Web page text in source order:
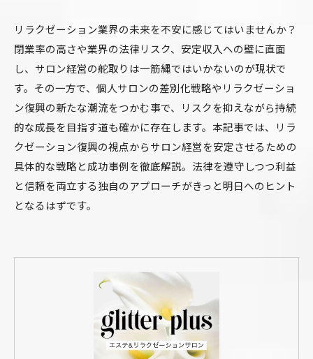
リラクゼーション業界の未来を不安に感じてはいませんか？
閉業率の高さや業界の法律リスク、安定収入への壁に直面
し、サロン経営の舵取りは一筋縄ではいかないのが現状で
す。その一方で、個人サロンの差別化戦略やリラクゼーショ
ン復興の新たな潮流をつかむ事で、リスクを抑えながら持続
的な成長を目指す道も確かに存在します。本記事では、リラ
クゼーション復興の視点からサロン経営を安定させるための
具体的な戦略と成功事例を徹底解説。法律を遵守しつつ利益
と信頼を両立する独自のアプローチがきっと明日へのヒント
となるはずです。